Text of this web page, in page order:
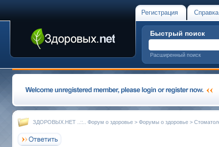
Регистрация Справка
Быстрый поиск
Расширенный поиск
ЗДОРОВЫХ.НЕТ ..::.. Форум о здоровье > Форумы о здоровье >